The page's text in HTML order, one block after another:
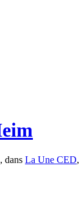
dans La Une CED,